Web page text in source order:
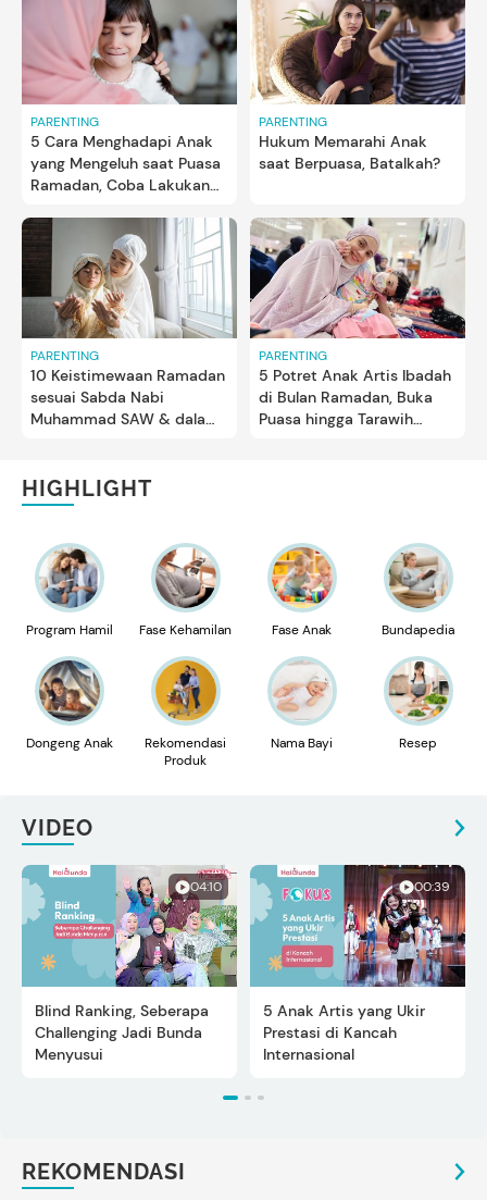
PARENTING
5 Cara Menghadapi Anak
yang Mengeluh saat Puasa
Ramadan, Coba Lakukan
PARENTING
Hukum Memarahi Anak
saat Berpuasa, Batalkah?
PARENTING
10 Keistimewaan Ramadan
sesuai Sabda Nabi
Muhammad SAW & dalam
PARENTING
5 Potret Anak Artis Ibadah
di Bulan Ramadan, Buka
Puasa hingga Tarawih
HIGHLIGHT
Program Hamil Fase Kehamilan Fase Anak Bundapedia
Dongeng Anak
Rekomendasi
Produk
Nama Bayi Resep
VIDEO
04:10
Blind Ranking, Seberapa
Challenging Jadi Bunda
Menyusui
00:39
5 Anak Artis yang Ukir
Prestasi di Kancah
Internasional
REKOMENDASI